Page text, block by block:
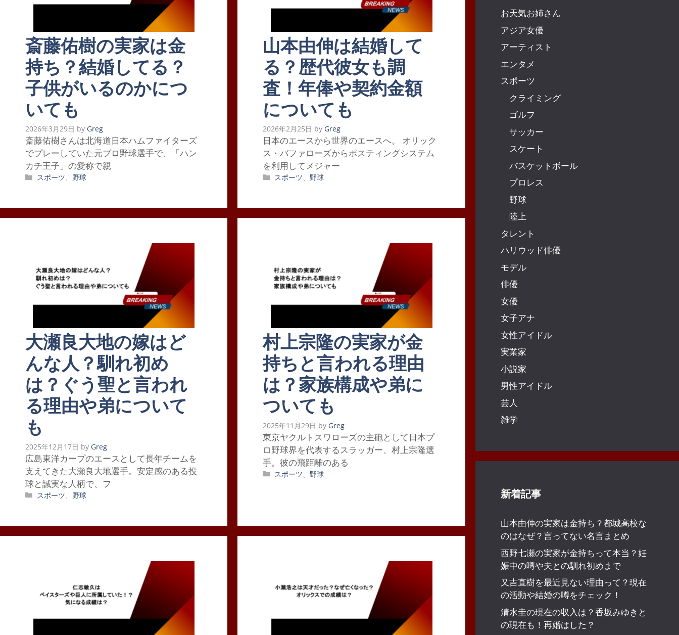
斎藤佑樹の実家は金
持ち？結婚してる？
子供がいるのかにつ
いても
2026年3月29日 by Greg
斎藤佑樹さんは北海道日本ハムファイターズ
でプレーしていた元プロ野球選手で、「ハン
カチ王子」の愛称で親
カ
リ
ー
スポーツ 野球
山本由伸は結婚して
る？歴代彼女も調
査！年俸や契約金額
についても
2026年2月25日 by Greg
日本のエースから世界のエースへ。 オリック
ス・バファローズからポスティングシステム
を利用してメジャー
カ
リ
ー
スポーツ 野球
大瀬良大地の嫁はど
んな人？馴れ初め
は？ぐう聖と言われ
る理由や弟について
も
2025年12月17日 by Greg
広島東洋カープのエースとして長年チームを
支えてきた大瀬良大地選手。安定感のある投
球と誠実な人柄で、フ
カ
リ
ー
スポーツ 野球
村上宗隆の実家が金
持ちと言われる理由
は？家族構成や弟に
ついても
2025年11月29日 by Greg
東京ヤクルトスワローズの主砲として日本プ
ロ野球界を代表するスラッガー、村上宗隆選
手。彼の飛距離のある
カ
スポーツ 野球
お天気お姉さん
アジア女優
アーティスト
エンタメ
スポーツ
クライミング
ゴルフ
サッカー
スケート
バスケットボール
プロレス
野球
陸上
タレント
ハリウッド俳優
モデル
俳優
女優
女子アナ
女性アイドル
実業家
小説家
男性アイドル
芸人
雑学
新着記事
山本由伸の実家は金持ち？都城高校な
のはなぜ？言ってない名言まとめ
西野七瀬の実家が金持ちって本当？妊
娠中の噂や夫との馴れ初めまで
又吉直樹を最近見ない理由って？現在
の活動や結婚の噂をチェック！
清水圭の現在の収入は？香坂みゆきと
の現在も！再婚はした？